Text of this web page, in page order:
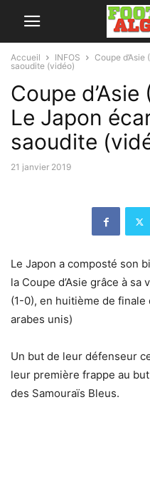
Accueil INFOS
Coupe
saoudite (vidéo)
Coupe
Le Japon
saoudite
21 janvier 2019
Le Japon a composté son
la Coupe d’Asie grâce à
(1-0), en huitième de
arabes unis)
Un but de leur défenseur
leur première frappe au
des Samouraïs Bleus.